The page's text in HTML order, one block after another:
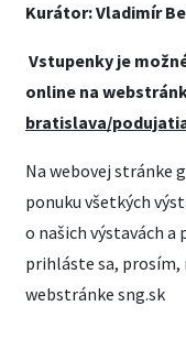
Kurátor: Vladimír
Vstupenky je
online na
bratislava/
Na webovej stránke
ponuku všetkých
o našich výstavách
prihláste sa, prosím,
webstránke sng.sk